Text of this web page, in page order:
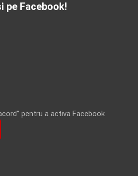
pe Facebook!
pentru a activa Facebook